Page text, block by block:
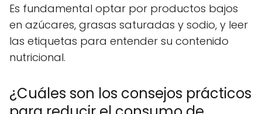
Es fundamental optar por productos bajos
en azúcares, grasas saturadas y sodio, y leer
las etiquetas para entender su contenido
nutricional.
¿Cuáles son los consejos prácticos